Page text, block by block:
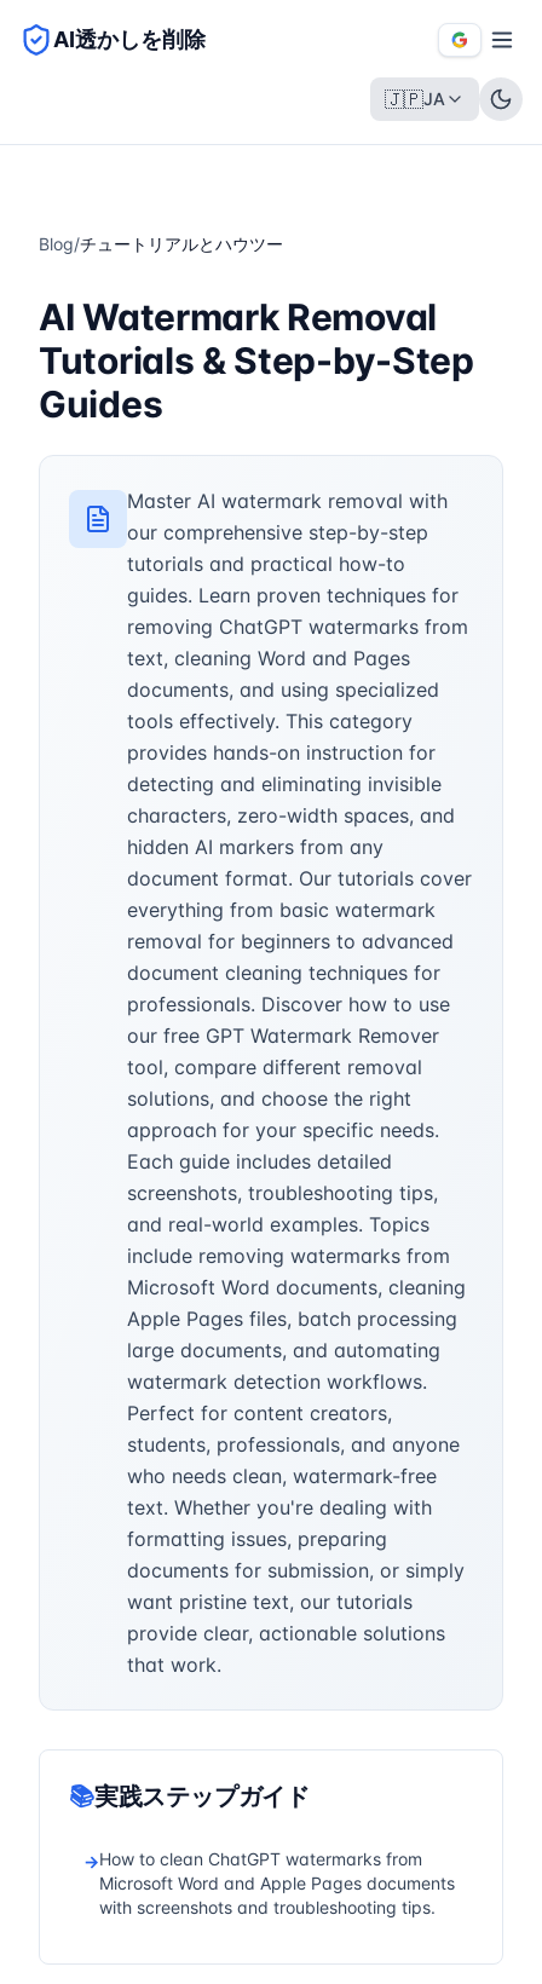
AI透かしを削除
🇯🇵JA
Blog/チュートリアルとハウツー
AI Watermark Removal
Tutorials & Step-by-Step
Guides
Master AI watermark removal with
our comprehensive step-by-step
tutorials and practical how-to
guides. Learn proven techniques for
removing ChatGPT watermarks from
text, cleaning Word and Pages
documents, and using specialized
tools effectively. This category
provides hands-on instruction for
detecting and eliminating invisible
characters, zero-width spaces, and
hidden AI markers from any
document format. Our tutorials cover
everything from basic watermark
removal for beginners to advanced
document cleaning techniques for
professionals. Discover how to use
our free GPT Watermark Remover
tool, compare different removal
solutions, and choose the right
approach for your specific needs.
Each guide includes detailed
screenshots, troubleshooting tips,
and real-world examples. Topics
include removing watermarks from
Microsoft Word documents, cleaning
Apple Pages files, batch processing
large documents, and automating
watermark detection workflows.
Perfect for content creators,
students, professionals, and anyone
who needs clean, watermark-free
text. Whether you're dealing with
formatting issues, preparing
documents for submission, or simply
want pristine text, our tutorials
provide clear, actionable solutions
that work.
📚実践ステップガイド
→How to clean ChatGPT watermarks from
Microsoft Word and Apple Pages documents
with screenshots and troubleshooting tips.